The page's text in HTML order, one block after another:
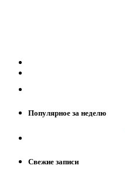
Популярное за неделю
Свежие записи